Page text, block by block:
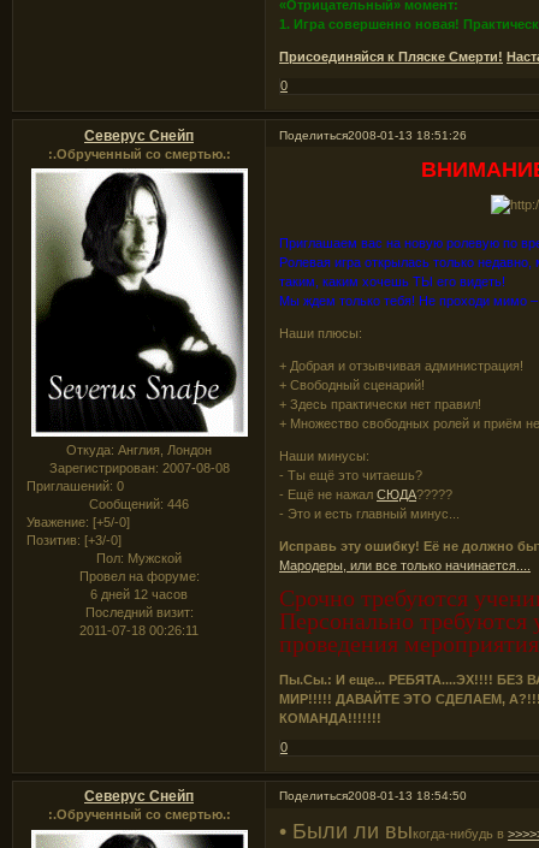
«Отрицательный» момент:
1. Игра совершенно новая!
Присоединяйся к Пляске Смерти!
0
Поделиться2008-01-13 18:51:26
Северус Снейп
:.Обрученный со смертью.:
Откуда: Англия, Лондон
Зарегистрирован: 2007-08-08
Приглашений: 0
Сообщений: 446
Уважение: [+5/-0]
Позитив: [+3/-0]
Пол: Мужской
Провел на форуме:
6 дней 12 часов
Последний визит:
2011-07-18 00:26:11
Приглашаем вас на новую ролевую по
Ролевая игра открылась только
таким, каким хочешь ТЫ его видеть!
Мы ждем только тебя! Не проходи мимо –
Наши плюсы:
+ Добрая и отзывчивая администрация!
+ Свободный сценарий!
+ Здесь практически нет правил!
+ Множество свободных ролей и приём
Наши минусы:
- Ты ещё это читаешь?
- Ещё не нажалСЮДА?????
- Это и есть главный минус...
Исправь эту ошибку! Её не должно
Мародеры, или все только начинается....
Срочно требуются
Персонально
проведения
Пы.Сы.: И еще... РЕБЯТА....ЭХ!!!!
МИР!!!!! ДАВАЙТЕ ЭТО СДЕЛАЕМ,
КОМАНДА!!!!!!!
0
Поделиться2008-01-13 18:54:50
Северус Снейп
:.Обрученный со смертью.:
• Были ли выкогда-нибудь в